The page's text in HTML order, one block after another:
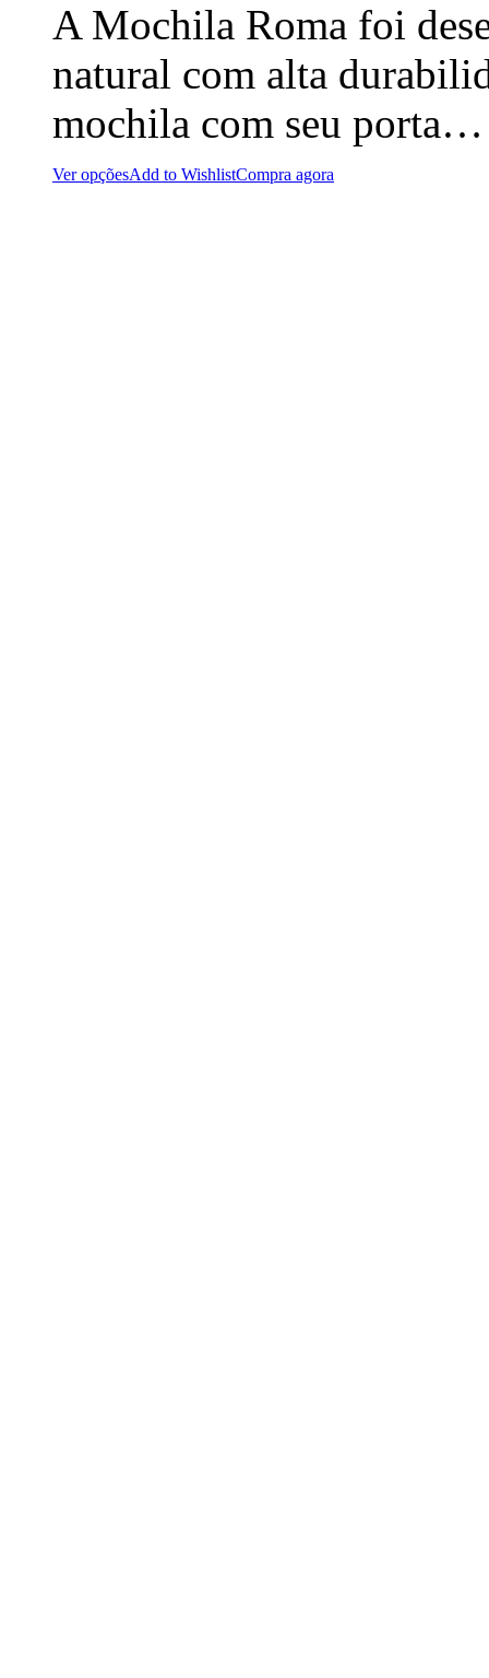
A Mochila Roma foi
natural com alta
mochila com seu porta…
Ver opçõesAdd to WishlistCompra agora